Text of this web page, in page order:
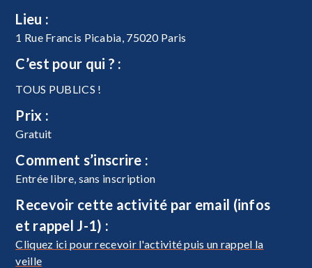
Lieu :
1 Rue Francis Picabia, 75020 Paris
C’est pour qui ? :
TOUS PUBLICS !
Prix :
Gratuit
Comment s’inscrire :
Entrée libre, sans inscription
Recevoir cette activité par email (infos
et rappel J-1) :
Cliquez ici pour recevoir l'activité puis un rappel la
veille